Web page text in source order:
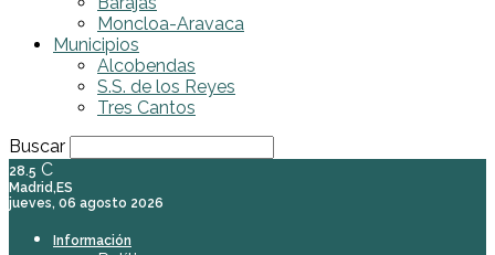
Moncloa-Aravaca
Municipios
Alcobendas
S.S. de los Reyes
Tres Cantos
Buscar
28.5 C
Madrid,ES
jueves, 06 agosto 2026
Información